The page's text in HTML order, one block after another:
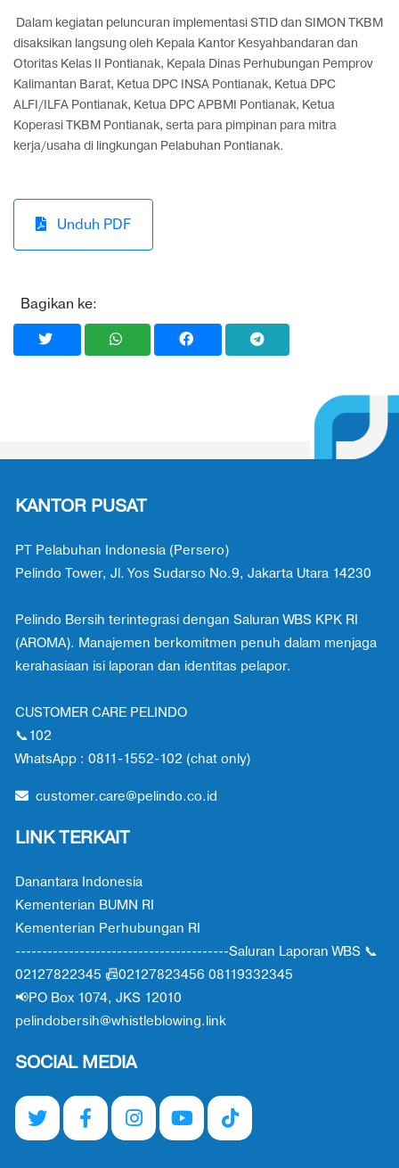
Dalam kegiatan peluncuran implementasi STID dan SIMON TKBM
disaksikan langsung oleh Kepala Kantor Kesyahbandaran dan
Otoritas Kelas II Pontianak, Kepala Dinas Perhubungan Pemprov
Kalimantan Barat, Ketua DPC INSA Pontianak, Ketua DPC
ALFI/ILFA Pontianak, Ketua DPC APBMI Pontianak, Ketua
Koperasi TKBM Pontianak, serta para pimpinan para mitra
kerja/usaha di lingkungan Pelabuhan Pontianak.
Unduh PDF
Bagikan ke:
KANTOR PUSAT
PT Pelabuhan Indonesia (Persero)
Pelindo Tower, Jl. Yos Sudarso No.9, Jakarta Utara 14230
Pelindo Bersih terintegrasi dengan Saluran WBS KPK RI
(AROMA). Manajemen berkomitmen penuh dalam menjaga
kerahasiaan isi laporan dan identitas pelapor.
CUSTOMER CARE PELINDO
📞102
WhatsApp : 0811-1552-102 (chat only)
customer.care@pelindo.co.id
LINK TERKAIT
Danantara Indonesia
Kementerian BUMN RI
Kementerian Perhubungan RI
----------------------------------------Saluran Laporan WBS 📞
02127822345 📠02127823456 08119332345
📢PO Box 1074, JKS 12010
pelindobersih@whistleblowing.link
SOCIAL MEDIA